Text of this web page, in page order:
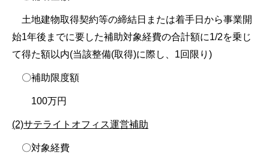
土地建物取得契約等の締結日または着手日から事業開
始1年後までに要した補助対象経費の合計額に1/2を乗じ
て得た額以内(当該整備(取得)に際し、1回限り)
〇補助限度額
100万円
(2)サテライトオフィス運営補助
〇対象経費